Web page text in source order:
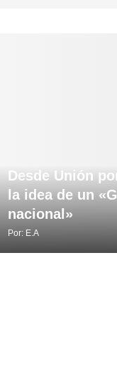
Desde Unión
la idea de un
nacional»
Por: E.A